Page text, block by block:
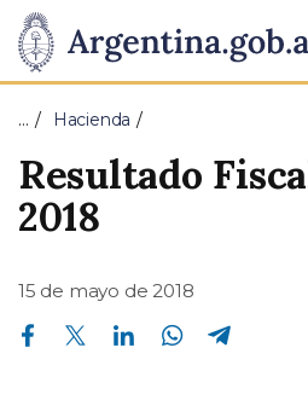
Presidencia
de
la
Nación
Pasar al contenido principal
… Hacienda
Resultado
2018
15 de mayo de 2018
Compartir en Facebook Compartir en Twitter Compartir en Linkedin Compartir en Whatsapp